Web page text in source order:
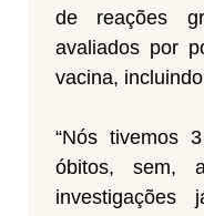
de reações
avaliados por
vacina,
“Nós tivemos
óbitos, sem,
investigações